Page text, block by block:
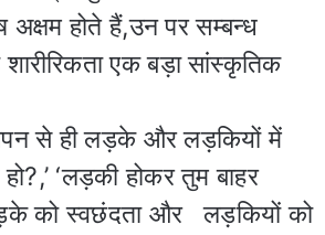
अक्षम होते हैं,उन पर सम्बन्ध
एक बड़ा सांस्कृतिक
से ही लड़के और लड़कियों में
‘लड़की होकर तुम बाहर
को स्वछंदता और लड़कियों को